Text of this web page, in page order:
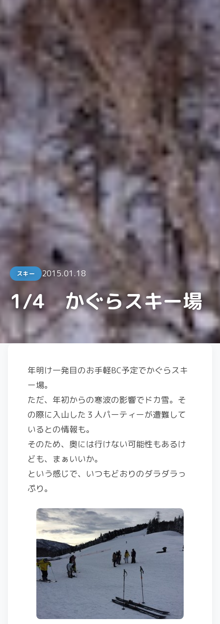
スキー 2015.01.18
1/4 かぐらスキー場
年明け一発目のお手軽BC予定でかぐらスキ
ー場。
ただ、年初からの寒波の影響でドカ雪。そ
の際に入山した３人パーティーが遭難して
いるとの情報も。
そのため、奥には行けない可能性もあるけ
ども、まぁいいか。
という感じで、いつもどおりのダラダラっ
ぷり。